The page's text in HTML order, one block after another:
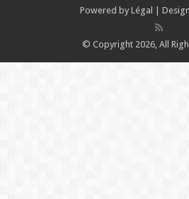
Powered by Légal |
© Copyright 2026, All